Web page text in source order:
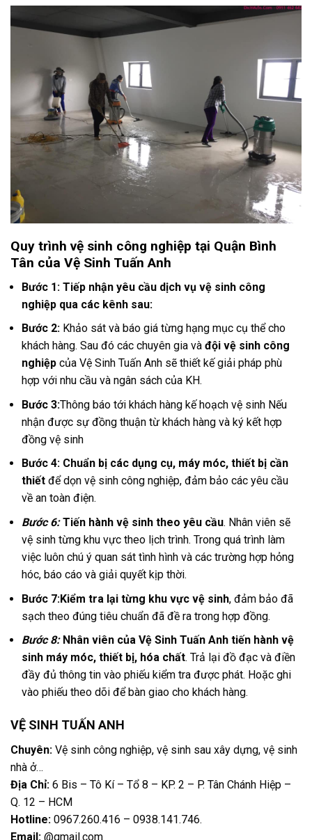
Quy trình vệ sinh công nghiệp tại Quận Bình
Tân của Vệ Sinh Tuấn Anh
Bước 1: Tiếp nhận yêu cầu dịch vụ vệ sinh công
nghiệp qua các kênh sau:
Bước 2: Khảo sát và báo giá từng hạng mục cụ thể cho
khách hàng. Sau đó các chuyên gia và đội vệ sinh công
nghiệp của Vệ Sinh Tuấn Anh sẽ thiết kế giải pháp phù
hợp với nhu cầu và ngân sách của KH.
Bước 3:Thông báo tới khách hàng kế hoạch vệ sinh Nếu
nhận được sự đồng thuận từ khách hàng và ký kết hợp
đồng vệ sinh
Bước 4: Chuẩn bị các dụng cụ, máy móc, thiết bị cần
thiết để dọn vệ sinh công nghiệp, đảm bảo các yêu cầu
về an toàn điện.
Bước 6: Tiến hành vệ sinh theo yêu cầu. Nhân viên sẽ
vệ sinh từng khu vực theo lịch trình. Trong quá trình làm
việc luôn chú ý quan sát tình hình và các trường hợp hỏng
hóc, báo cáo và giải quyết kịp thời.
Bước 7:Kiểm tra lại từng khu vực vệ sinh, đảm bảo đã
sạch theo đúng tiêu chuẩn đã đề ra trong hợp đồng.
Bước 8: Nhân viên của Vệ Sinh Tuấn Anh tiến hành vệ
sinh máy móc, thiết bị, hóa chất. Trả lại đồ đạc và điền
đầy đủ thông tin vào phiếu kiểm tra được phát. Hoặc ghi
vào phiếu theo dõi để bàn giao cho khách hàng.
VỆ SINH TUẤN ANH
Chuyên: Vệ sinh công nghiệp, vệ sinh sau xây dựng, vệ sinh
nhà ở…
Địa Chỉ: 6 Bis – Tô Kí – Tổ 8 – KP. 2 – P. Tân Chánh Hiệp –
Q. 12 – HCM
Hotline: 0967.260.416 – 0938.141.746.
Email: @gmail.com